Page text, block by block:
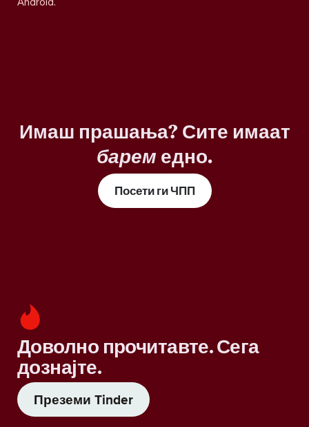
Имаш прашања? Сите имаат
барем едно.
Посети ги ЧПП
Доволно прочитавте. Сега
дознајте.
Преземи Tinder